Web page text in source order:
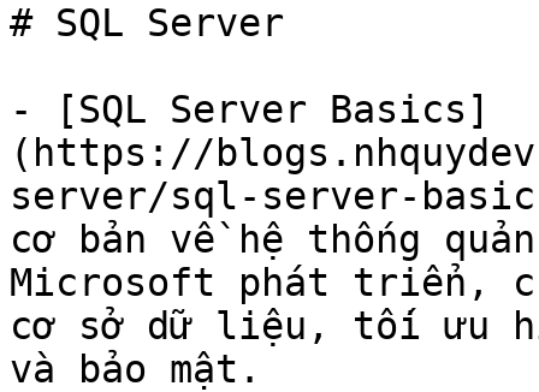
# SQL Server
- [SQL Server Basics]
(https://
server/sql-server-
cơ bản về hệ thống
Microsoft phát triển,
cơ sở dữ liệu, tối ưu
và bảo mật.